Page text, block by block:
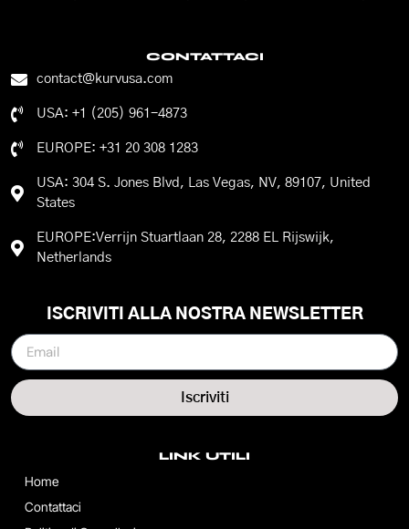
CONTATTACI
contact@kurvusa.com
USA: +1 (205) 961-4873
EUROPE: +31 20 308 1283
USA: 304 S. Jones Blvd, Las Vegas, NV, 89107, United
States
EUROPE:Verrijn Stuartlaan 28, 2288 EL Rijswijk,
Netherlands
LINK UTILI
Home
Contattaci
ISCRIVITI ALLA NOSTRA NEWSLETTER
Iscriviti